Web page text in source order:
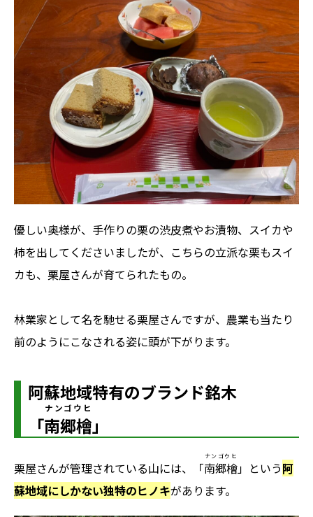
優しい奥様が、手作りの栗の渋皮煮やお漬物、スイカや
柿を出してくださいましたが、こちらの立派な栗もスイ
カも、栗屋さんが育てられたもの。
林業家として名を馳せる栗屋さんですが、農業も当たり
前のようにこなされる姿に頭が下がります。
阿蘇地域特有のブランド銘木
「南郷檜
ナンゴウヒ
」
栗屋さんが管理されている山には、「南郷檜
ナンゴウヒ
」という阿
蘇地域にしかない独特のヒノキがあります。